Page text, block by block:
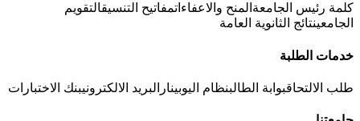
كلمة رئيس الجامعة المنح والاعفاءاتمفاتيح التنسيقالتقويم
الجامعينتائج الثانوية العامة
خدمات الطلبة
طلب الالتحاقبوابة الطالبنظام اليوبينار البريد الالكترونيبنك الاختبارات